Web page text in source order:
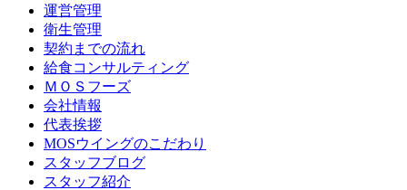
運営管理
衛生管理
契約までの流れ
給食コンサルティング
ＭＯＳフーズ
会社情報
代表挨拶
MOSウイングのこだわり
スタッフブログ
スタッフ紹介